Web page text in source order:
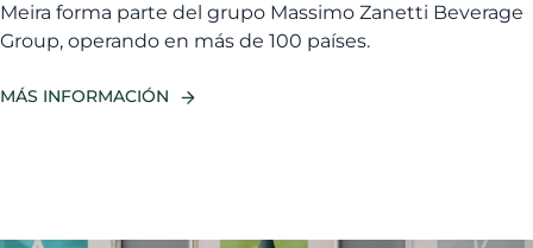
Meira forma parte del grupo Massimo Zanetti Beverage
Group, operando en más de 100 países.
MÁS INFORMACIÓN